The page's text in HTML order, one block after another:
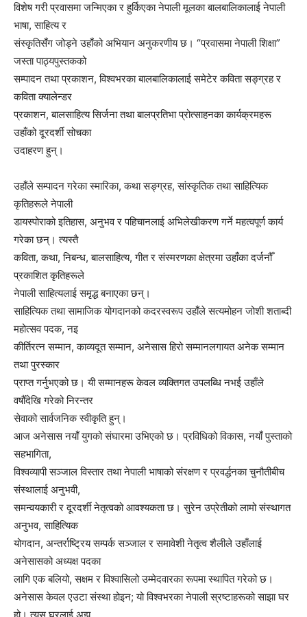
विशेष गरी प्रवासमा जन्मिएका र हुर्किएका नेपाली मूलका बालबालिकालाई नेपाली
भाषा, साहित्य र
संस्कृतिसँग जोड्ने उहाँको अभियान अनुकरणीय छ। “प्रवासमा नेपाली शिक्षा”
जस्ता पाठ्यपुस्तकको
सम्पादन तथा प्रकाशन, विश्वभरका बालबालिकालाई समेटेर कविता सङ्ग्रह र
कविता क्यालेन्डर
प्रकाशन, बालसाहित्य सिर्जना तथा बालप्रतिभा प्रोत्साहनका कार्यक्रमहरू
उहाँको दूरदर्शी सोचका
उदाहरण हुन्।
उहाँले सम्पादन गरेका स्मारिका, कथा सङ्ग्रह, सांस्कृतिक तथा साहित्यिक
कृतिहरूले नेपाली
डायस्पोराको इतिहास, अनुभव र पहिचानलाई अभिलेखीकरण गर्ने महत्वपूर्ण कार्य
गरेका छन्। त्यस्तै
कविता, कथा, निबन्ध, बालसाहित्य, गीत र संस्मरणका क्षेत्रमा उहाँका दर्जनौँ
प्रकाशित कृतिहरूले
नेपाली साहित्यलाई समृद्ध बनाएका छन्।
साहित्यिक तथा सामाजिक योगदानको कदरस्वरूप उहाँले सत्यमोहन जोशी शताब्दी
महोत्सव पदक, नइ
कीर्तिरत्न सम्मान, काव्यदूत सम्मान, अनेसास हिरो सम्मानलगायत अनेक सम्मान
तथा पुरस्कार
प्राप्त गर्नुभएको छ। यी सम्मानहरू केवल व्यक्तिगत उपलब्धि नभई उहाँले
वर्षौँदेखि गरेको निरन्तर
सेवाको सार्वजनिक स्वीकृति हुन्।
आज अनेसास नयाँ युगको संघारमा उभिएको छ। प्रविधिको विकास, नयाँ पुस्ताको
सहभागिता,
विश्वव्यापी सञ्जाल विस्तार तथा नेपाली भाषाको संरक्षण र प्रवर्द्धनका चुनौतीबीच
संस्थालाई अनुभवी,
समन्वयकारी र दूरदर्शी नेतृत्वको आवश्यकता छ। सुरेन उप्रेतीको लामो संस्थागत
अनुभव, साहित्यिक
योगदान, अन्तर्राष्ट्रिय सम्पर्क सञ्जाल र समावेशी नेतृत्व शैलीले उहाँलाई
अनेसासको अध्यक्ष पदका
लागि एक बलियो, सक्षम र विश्वासिलो उम्मेदवारका रूपमा स्थापित गरेको छ।
अनेसास केवल एउटा संस्था होइन; यो विश्वभरका नेपाली स्रष्टाहरूको साझा घर